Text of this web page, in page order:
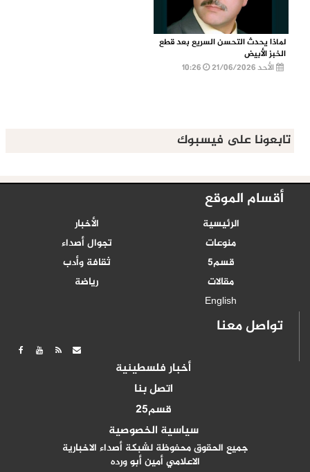
لماذا يحدث التحسن السريع بعد قطع
الخبز الأبيض
الأحد 21/06/2026
تابعونا على فيسبوك
أقسام الموقع
الرئيسية
الأخبار
منوعات
تجوال أصداء
قسم5
ثقافة وأدب
مقالات
رياضة
English
تواصل معنا
أخبار فلسطينية
اتصل بنا
قسم25
سياسية الخصوصية
جميع الحقوق محفوظة لشبكة أصداء الاخبارية
الاعلامي أمين أبو ورده